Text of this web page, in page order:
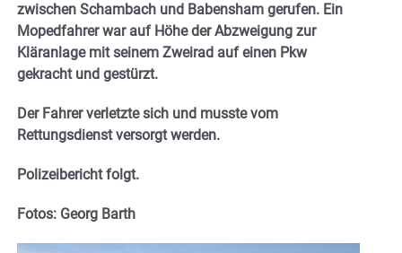
zwischen Schambach und Babensham gerufen. Ein
Mopedfahrer war auf Höhe der Abzweigung zur
Kläranlage mit seinem Zweirad auf einen Pkw
gekracht und gestürzt.
Der Fahrer verletzte sich und musste vom
Rettungsdienst versorgt werden.
Polizeibericht folgt.
Fotos: Georg Barth